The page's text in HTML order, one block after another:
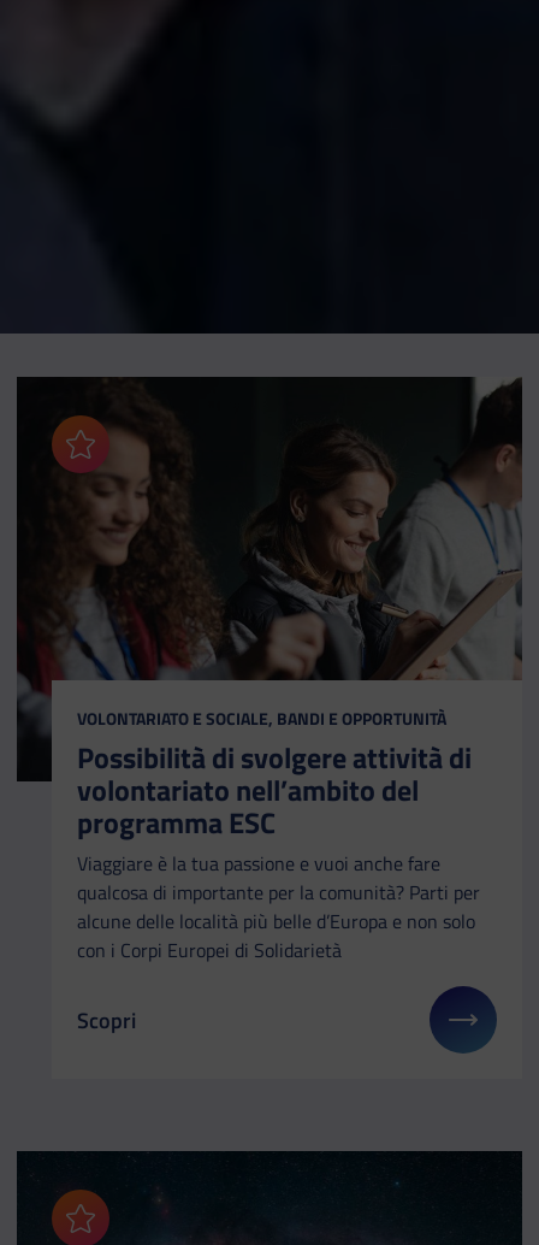
Aggiungi ai preferiti
CATEGORIA:
VOLONTARIATO E SOCIALE, BANDI E OPPORTUNITÀ
Possibilità di svolgere attività di
volontariato nell’ambito del
programma ESC
Viaggiare è la tua passione e vuoi anche fare
qualcosa di importante per la comunità? Parti per
alcune delle località più belle d’Europa e non solo
con i Corpi Europei di Solidarietà
Il link ti porterà ad avere maggiori dettagli su:
Scopri
Aggiungi ai preferiti